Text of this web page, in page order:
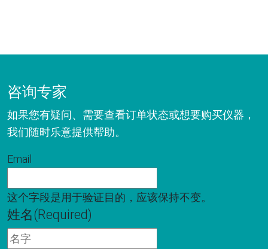
咨询专家
如果您有疑问、需要查看订单状态或想要购买仪器，
我们随时乐意提供帮助。
Email
这个字段是用于验证目的，应该保持不变。
姓名(Required)